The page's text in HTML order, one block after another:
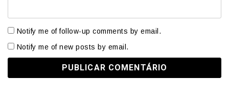
Notify me of follow-up comments by email.
Notify me of new posts by email.